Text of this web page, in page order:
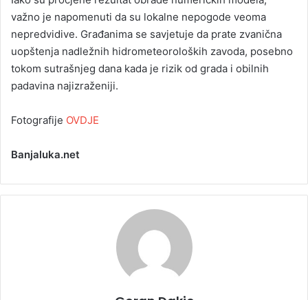
važno je napomenuti da su lokalne nepogode veoma
nepredvidive. Građanima se savjetuje da prate zvanična
uopštenja nadležnih hidrometeoroloških zavoda, posebno
tokom sutrašnjeg dana kada je rizik od grada i obilnih
padavina najizraženiji.
Fotografije OVDJE
Banjaluka.net